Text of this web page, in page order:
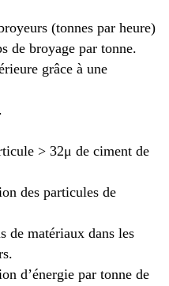
(tonnes par heure)
de broyage par tonne.
grâce à une
> 32μ de ciment de
des particules de
de matériaux dans les
d’énergie par tonne de